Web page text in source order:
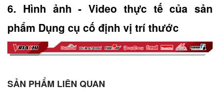
6. Hình ảnh - Video thực tế của sản
phẩm Dụng cụ cố định vị trí thước
SẢN PHẨM LIÊN QUAN